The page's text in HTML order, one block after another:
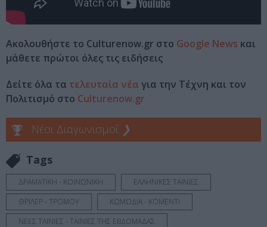
Ακολουθήστε το Culturenow.gr στο Google News και
μάθετε πρώτοι όλες τις ειδήσεις
Δείτε όλα τα τελευταία νέα για την Τέχνη και τον
Πολιτισμό στο Culturenow.gr
Νέοι Διαγωνισμοί ❯
Tags
ΔΡΑΜΑΤΙΚΗ - ΚΟΙΝΩΝΙΚΗ
ΕΛΛΗΝΙΚΕΣ ΤΑΙΝΙΕΣ
ΘΡΙΛΕΡ - ΤΡΟΜΟΥ
ΚΩΜΩΔΙΑ - ΚΟΜΕΝΤΙ
ΝΕΕΣ ΤΑΙΝΙΕΣ - ΤΑΙΝΙΕΣ ΤΗΣ ΕΒΔΟΜΑΔΑΣ